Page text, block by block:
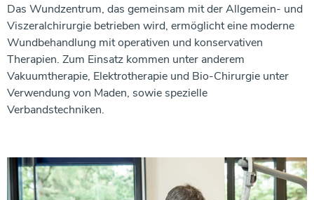
Das Wundzentrum, das gemeinsam mit der Allgemein- und
Viszeralchirurgie betrieben wird, ermöglicht eine moderne
Wundbehandlung mit operativen und konservativen
Therapien. Zum Einsatz kommen unter anderem
Vakuumtherapie, Elektrotherapie und Bio-Chirurgie unter
Verwendung von Maden, sowie spezielle
Verbandstechniken.